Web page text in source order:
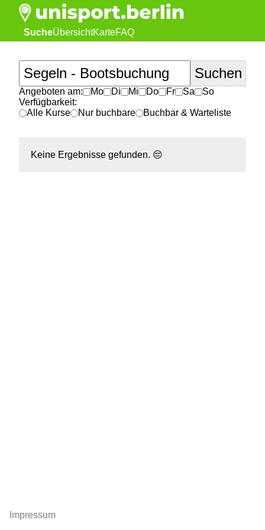
SucheÜbersichtKarteFAQ
Angeboten am: Mo Di Mi Do Fr Sa
So
Verfügbarkeit:
Alle Kurse
Nur buchbare Buchbar & Warteliste
Keine Ergebnisse gefunden. 😔
Impressum